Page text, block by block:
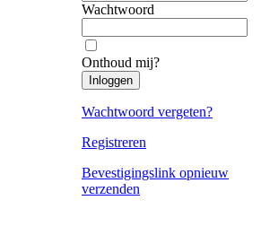
Wachtwoord
Onthoud mij?
Inloggen
Wachtwoord vergeten?
Registreren
Bevestigingslink opnieuw
verzenden